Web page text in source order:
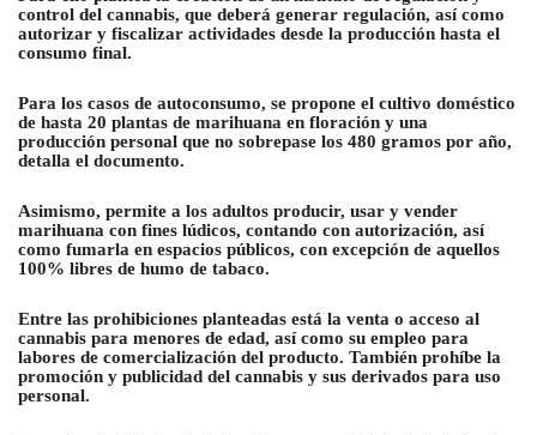
control del cannabis, que deberá generar regulación, así como
autorizar y fiscalizar actividades desde la producción hasta el
consumo final.
Para los casos de autoconsumo, se propone el cultivo doméstico
de hasta 20 plantas de marihuana en floración y una
producción personal que no sobrepase los 480 gramos por año,
detalla el documento.
Asimismo, permite a los adultos producir, usar y vender
marihuana con fines lúdicos, contando con autorización, así
como fumarla en espacios públicos, con excepción de aquellos
100% libres de humo de tabaco.
Entre las prohibiciones planteadas está la venta o acceso al
cannabis para menores de edad, así como su empleo para
labores de comercialización del producto. También prohíbe la
promoción y publicidad del cannabis y sus derivados para uso
personal.